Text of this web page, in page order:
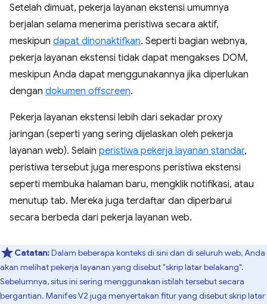
Setelah dimuat, pekerja layanan ekstensi umumnya
berjalan selama menerima peristiwa secara aktif,
meskipun dapat dinonaktifkan. Seperti bagian webnya,
pekerja layanan ekstensi tidak dapat mengakses DOM,
meskipun Anda dapat menggunakannya jika diperlukan
dengan dokumen offscreen.
Pekerja layanan ekstensi lebih dari sekadar proxy
jaringan (seperti yang sering dijelaskan oleh pekerja
layanan web). Selain peristiwa pekerja layanan standar,
peristiwa tersebut juga merespons peristiwa ekstensi
seperti membuka halaman baru, mengklik notifikasi, atau
menutup tab. Mereka juga terdaftar dan diperbarui
secara berbeda dari pekerja layanan web.
Catatan:Dalam beberapa konteks di sini dan di seluruh web, Anda
akan melihat pekerja layanan yang disebut "skrip latar belakang".
Sebelumnya, situs ini sering menggunakan istilah tersebut secara
bergantian. Manifes V2 juga menyertakan fitur yang disebut skrip latar